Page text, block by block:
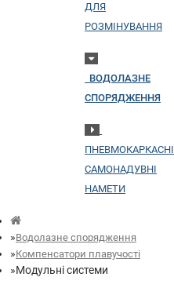
ДЛЯ
РОЗМІНУВАННЯ
ВОДОЛАЗНЕ
СПОРЯДЖЕННЯ
ПНЕВМОКАРКАСНІ
САМОНАДУВНІ
НАМЕТИ
Водолазне спорядження
Компенсатори плавучості
Модульні системи